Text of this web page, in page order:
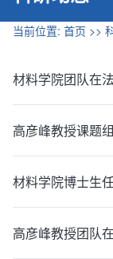
当前位置: 首页 >>